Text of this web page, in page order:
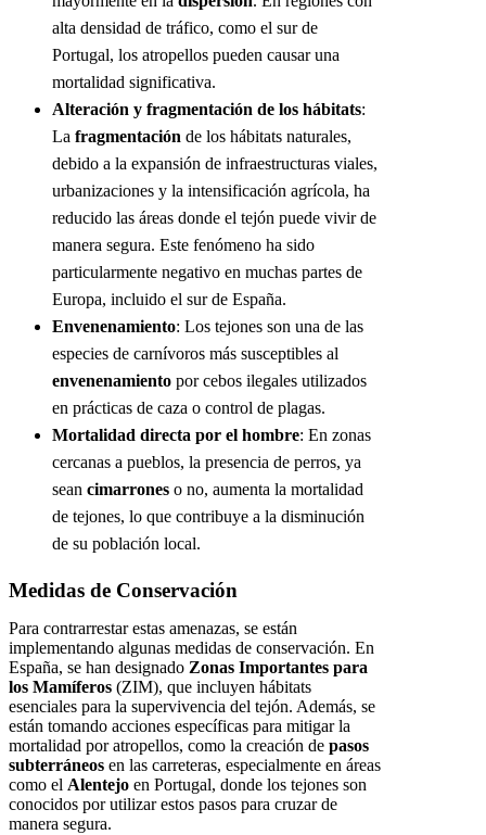
alta densidad de tráfico, como el sur de
Portugal, los atropellos pueden causar una
mortalidad significativa.
Alteración y fragmentación de los hábitats:
La fragmentación de los hábitats naturales,
debido a la expansión de infraestructuras viales,
urbanizaciones y la intensificación agrícola, ha
reducido las áreas donde el tejón puede vivir de
manera segura. Este fenómeno ha sido
particularmente negativo en muchas partes de
Europa, incluido el sur de España.
Envenenamiento: Los tejones son una de las
especies de carnívoros más susceptibles al
envenenamiento por cebos ilegales utilizados
en prácticas de caza o control de plagas.
Mortalidad directa por el hombre: En zonas
cercanas a pueblos, la presencia de perros, ya
sean cimarrones o no, aumenta la mortalidad
de tejones, lo que contribuye a la disminución
de su población local.
Medidas de Conservación
Para contrarrestar estas amenazas, se están
implementando algunas medidas de conservación. En
España, se han designado Zonas Importantes para
los Mamíferos (ZIM), que incluyen hábitats
esenciales para la supervivencia del tejón. Además, se
están tomando acciones específicas para mitigar la
mortalidad por atropellos, como la creación de pasos
subterráneos en las carreteras, especialmente en áreas
como el Alentejo en Portugal, donde los tejones son
conocidos por utilizar estos pasos para cruzar de
manera segura.